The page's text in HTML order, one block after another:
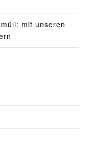
mit unseren